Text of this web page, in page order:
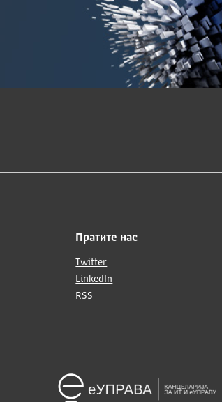
Пратите нас
Twitter
LinkedIn
RSS